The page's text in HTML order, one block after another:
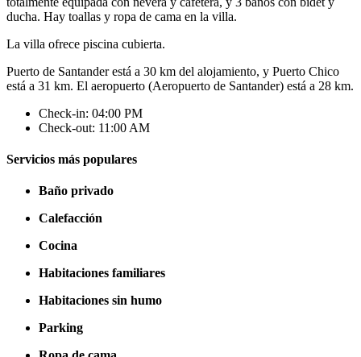
ducha. Hay toallas y ropa de cama en la villa.
La villa ofrece piscina cubierta.
Puerto de Santander está a 30 km del alojamiento, y Puerto Chico
está a 31 km. El aeropuerto (Aeropuerto de Santander) está a 28 km.
Check-in: 04:00 PM
Check-out: 11:00 AM
Servicios más populares
Baño privado
Calefacción
Cocina
Habitaciones familiares
Habitaciones sin humo
Parking